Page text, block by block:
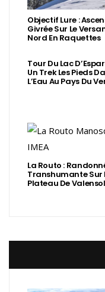
Objectif Lure :
Givrée Sur Le
Nord En Raquettes
Tour Du Lac
Un Trek Les Pieds
L’Eau Au Pays Du
La Routo :
Transhumante Sur
Plateau De